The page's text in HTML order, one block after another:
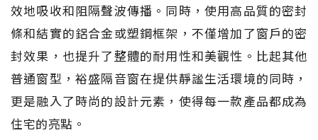
效地吸收和阻隔聲波傳播。同時，使用高品質的密封
條和結實的鋁合金或塑鋼框架，不僅增加了窗戶的密
封效果，也提升了整體的耐用性和美觀性。比起其他
普通窗型，裕盛隔音窗在提供靜謐生活環境的同時，
更是融入了時尚的設計元素，使得每一款產品都成為
住宅的亮點。